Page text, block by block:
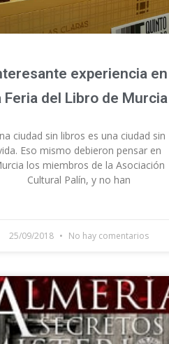
experiencia en
Feria del Libro de Murcia
ciudad sin libros es una ciudad sin
Eso mismo debieron pensar en
los miembros de la Asociación
Cultural Palín, y no han
25/09/2018 No hay comentarios